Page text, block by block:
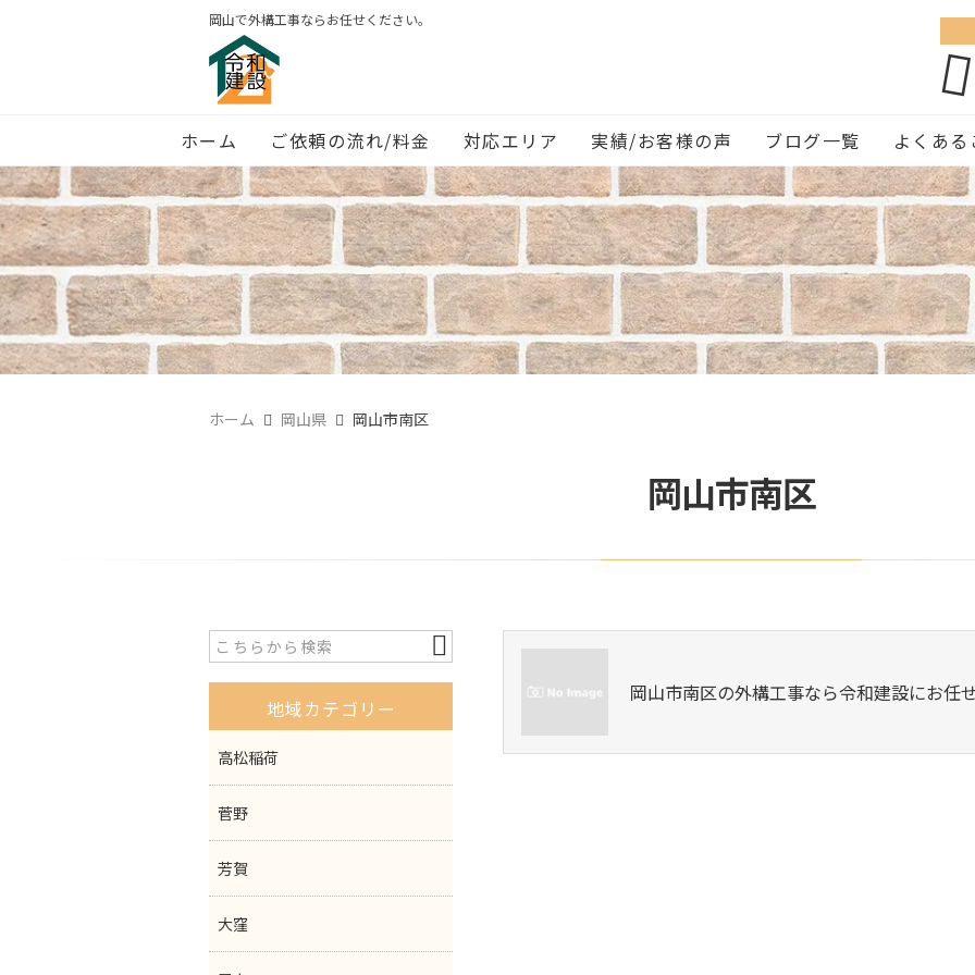
岡山で外構工事ならお任せください。
ホーム ご依頼の流れ/料金 対応エリア 実績/お客様の声 ブログ一覧 よくある
ホーム 岡山県 岡山市南区
岡山市南区
岡山市南区の外構工事なら令和建設にお任
地域カテゴリー
高松稲荷
菅野
芳賀
大窪